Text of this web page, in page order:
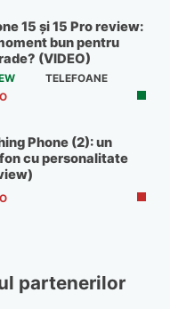
15 și 15 Pro review:
bun pentru
(VIDEO)
TELEFOANE
Phone (2): un
cu personalitate
partenerilor